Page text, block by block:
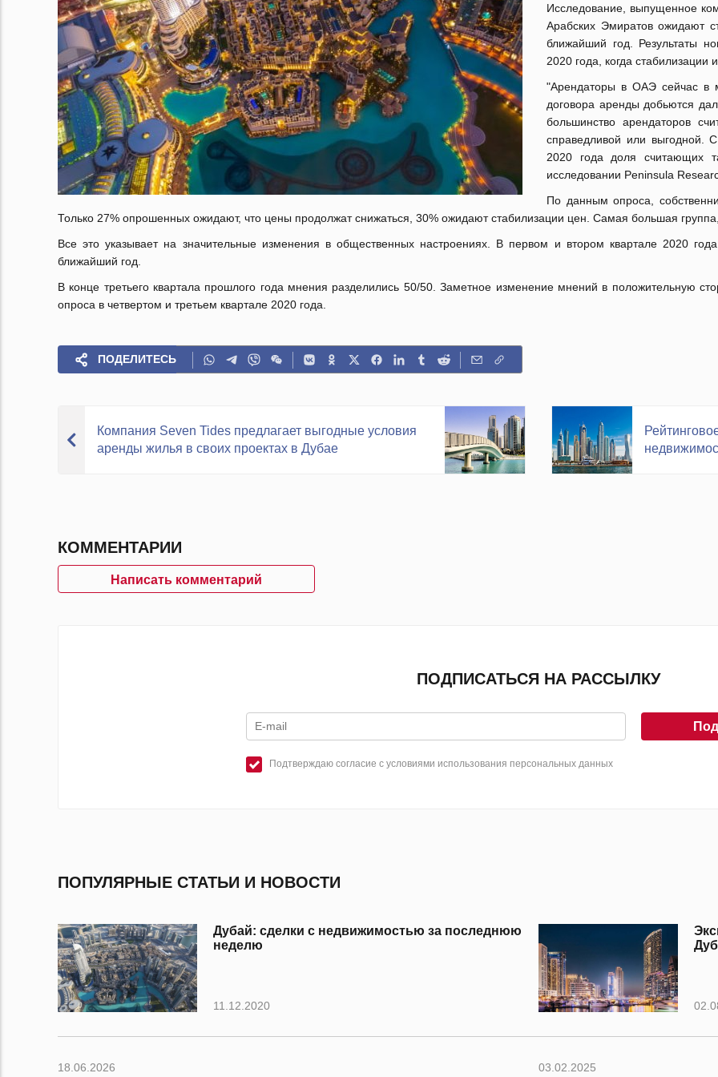
Исследование, выпущенное
Арабских Эмиратов ожидают
ближайший год. Результаты
2020 года, когда
"Арендаторы в ОАЭ сейчас в
договора аренды добьются
большинство арендаторов
справедливой или выгодной.
2020 года доля считающих
исследовании Peninsula
По данным опроса,
Только 27% опрошенных ожидают, что цены продолжат снижаться, 30% ожидают стабилизации цен. Самая большая
Все это указывает на значительные изменения в общественных настроениях. В первом и втором квартале 2020
ближайший год.
В конце третьего квартала прошлого года мнения разделились 50/50. Заметное изменение мнений в положительную
опроса в четвертом и третьем квартале 2020 года.
ПОДЕЛИТЕСЬ
Компания Seven Tides предлагает выгодные условия
аренды жилья в своих проектах в Дубае
КОММЕНТАРИИ
Написать комментарий
ПОДПИСАТЬСЯ НА РАССЫЛКУ
Подтверждаю согласие с условиями использования персональных данных
ПОПУЛЯРНЫЕ СТАТЬИ И НОВОСТИ
Дубай: сделки с недвижимостью за последнюю
неделю
11.12.2020
18.06.2026 03.02.2025